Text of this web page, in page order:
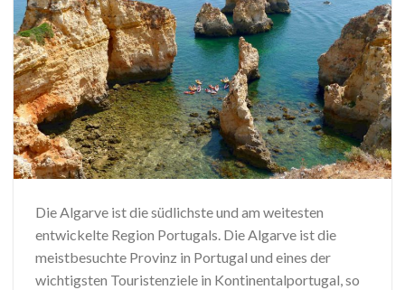
Die Algarve ist die südlichste und am weitesten
entwickelte Region Portugals. Die Algarve ist die
meistbesuchte Provinz in Portugal und eines der
wichtigsten Touristenziele in Kontinentalportugal, so